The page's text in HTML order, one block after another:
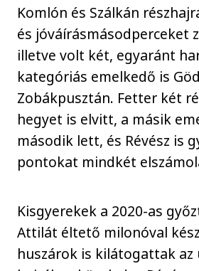
Komlón és Szálkán
és jóváírásmásodperceket
illetve volt két, egyaránt
kategóriás emelkedő is
Zobákpusztán. Fetter két
hegyet is elvitt, a másik
második lett, és Révész is
pontokat mindkét
Kisgyerekek a 2020-as
Attilát éltető milonóval
huszárok is kilátogattak az